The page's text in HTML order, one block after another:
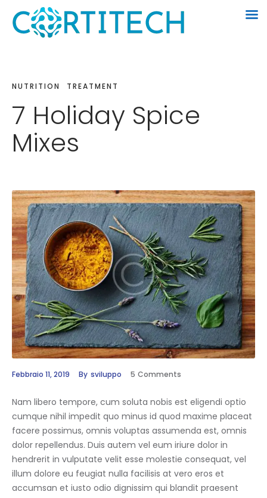
NUTRITION TREATMENT
7 Holiday Spice
Mixes
Febbraio 11, 2019 By sviluppo 5 Comments
Nam libero tempore, cum soluta nobis est eligendi optio
cumque nihil impedit quo minus id quod maxime placeat
facere possimus, omnis voluptas assumenda est, omnis
dolor repellendus. Duis autem vel eum iriure dolor in
hendrerit in vulputate velit esse molestie consequat, vel
illum dolore eu feugiat nulla facilisis at vero eros et
accumsan et iusto odio dignissim qui blandit praesent